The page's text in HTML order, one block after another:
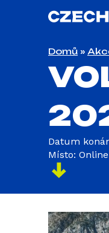
Domů »
Datum
Místo: Online